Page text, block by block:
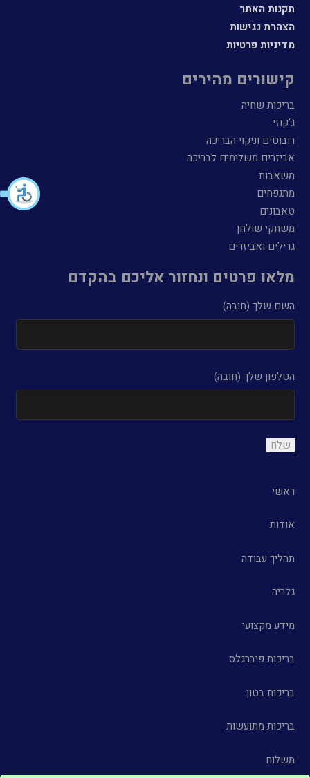
תקנות האתר
הצהרת נגישות
מדיניות פרטיות
קישורים מהירים
בריכות שחיה
ג'קוזי
רובוטים וניקוי הבריכה
אביזרים משלימים לבריכה
משאבות
מתנפחים
טאבונים
משחקי שולחן
גרילים ואביזרים
מלאו פרטים ונחזור אליכם בהקדם
השם שלך (חובה)
הטלפון שלך (חובה)
ראשי
אודות
תהליך עבודה
גלריה
מידע מקצועי
בריכות פיברגלס
בריכות בטון
בריכות מתועשות
משלוח